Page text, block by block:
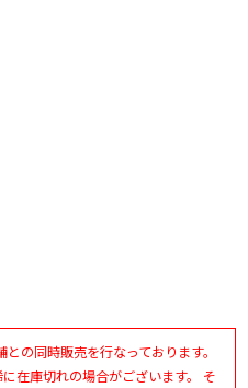
の同時販売を行なっております。
在庫切れの場合がございます。 そ